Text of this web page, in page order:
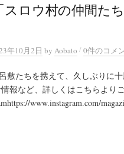
スロウ村の仲間た
年10月2日 by Aobato /0件のコメ
敷たちを携えて、久しぶりに
報など、詳しくはこちらより
www.instagram.com/